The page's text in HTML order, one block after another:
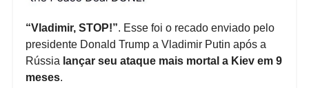
“Vladimir, STOP!”. Esse foi o recado enviado pelo
presidente Donald Trump a Vladimir Putin após a
Rússia lançar seu ataque mais mortal a Kiev em 9
meses.